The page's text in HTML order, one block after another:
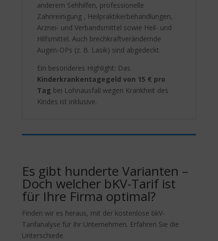
anderem Sehhilfen, professionelle
Zahnreinigung , Heilpraktikerbehandlungen,
Arznei- und Verbandsmittel sowie Heil- und
Hilfsmittel. Auch brechkraftverändernde
Augen-OPs (z. B. Lasik) sind abgedeckt.
Ein besonderes Highlight: Das
Kinderkrankentagegeld von 15 € pro
Tag bei Lohnausfall wegen Krankheit des
Kindes ist inklusive.
Es gibt hunderte Varianten –
Doch welcher bKV-Tarif ist
für Ihre Firma optimal?
Finden wir es heraus, mit der kostenlose bkV-
Tarifanalyse für Ihr Unternehmen. Erfahren Sie die
Unterschiede.